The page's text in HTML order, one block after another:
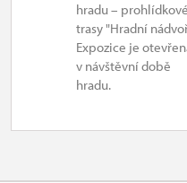
hradu – prohlídkové
trasy "Hradní
Expozice je
v návštěvní době
hradu.